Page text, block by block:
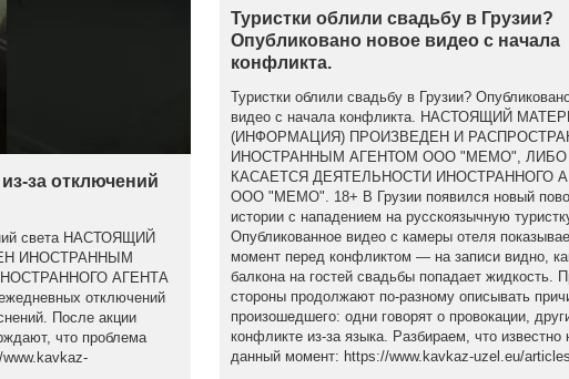
за отключений
света НАСТОЯЩИЙ
ИНОСТРАННЫМ
АГЕНТА
отключений
После акции
что проблема
Туристки облили свадьбу в Грузии?
Опубликовано новое видео с начала
конфликта.
Туристки облили свадьбу в Грузии?
видео с начала конфликта. НАСТОЯЩИЙ
(ИНФОРМАЦИЯ) ПРОИЗВЕДЕН И
ИНОСТРАННЫМ АГЕНТОМ ООО "МЕМО", ЛИБО
КАСАЕТСЯ ДЕЯТЕЛЬНОСТИ ИНОСТРАННОГО
ООО "МЕМО". 18+ В Грузии появился новый
истории с нападением на русскоязычную
Опубликованное видео с камеры отеля
момент перед конфликтом — на записи видно,
балкона на гостей свадьбы попадает жидкость.
стороны продолжают по-разному описывать
произошедшего: одни говорят о провокации,
конфликте из-за языка. Разбираем, что известно
данный момент: https://www.kavkaz-uzel.eu/